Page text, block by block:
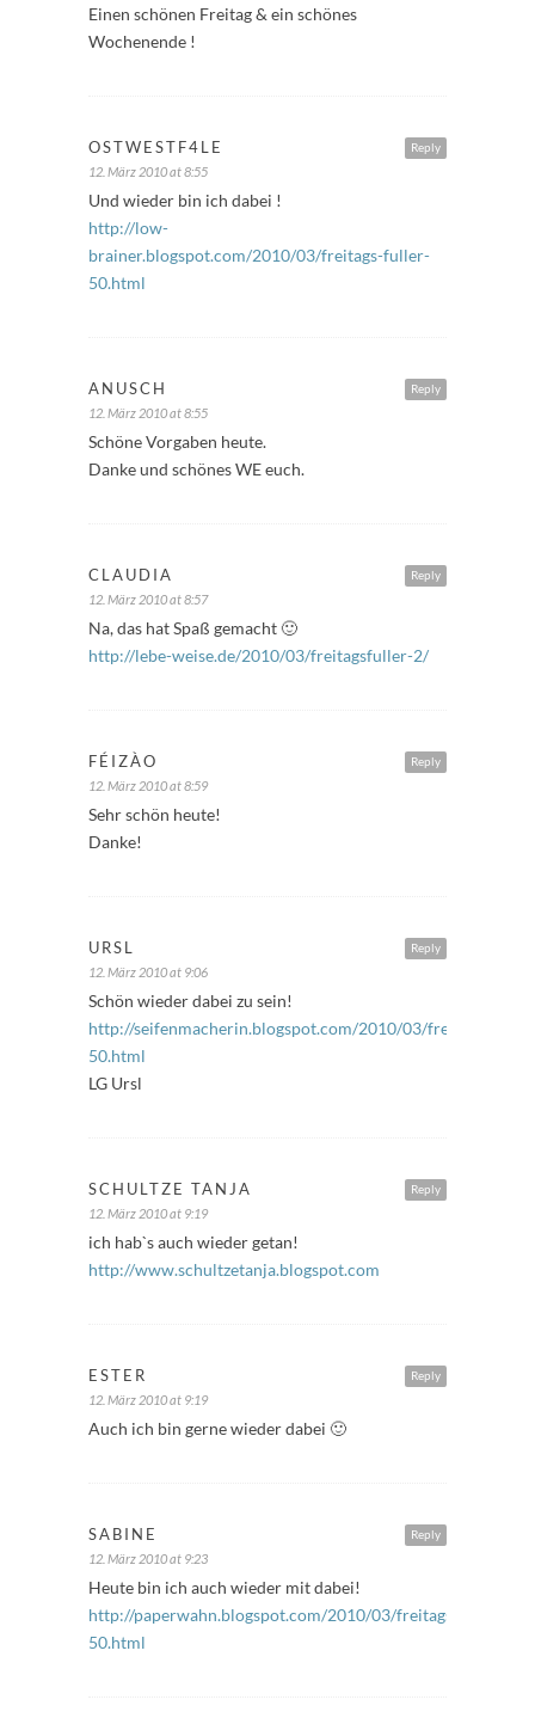
Einen schönen Freitag & ein schönes
Wochenende !
Reply
OSTWESTF4LE
12. März 2010 at 8:55
Und wieder bin ich dabei !
http://low-
brainer.blogspot.com/2010/03/freitags-fuller-
50.html
Reply
ANUSCH
12. März 2010 at 8:55
Schöne Vorgaben heute.
Danke und schönes WE euch.
Reply
CLAUDIA
12. März 2010 at 8:57
Na, das hat Spaß gemacht 🙂
http://lebe-weise.de/2010/03/freitagsfuller-2/
Reply
FÉIZÀO
12. März 2010 at 8:59
Sehr schön heute!
Danke!
Reply
URSL
12. März 2010 at 9:06
Schön wieder dabei zu sein!
http://seifenmacherin.blogspot.com/2010/03/freitagsfuller-
50.html
LG Ursl
Reply
SCHULTZE TANJA
12. März 2010 at 9:19
ich hab`s auch wieder getan!
http://www.schultzetanja.blogspot.com
Reply
ESTER
12. März 2010 at 9:19
Auch ich bin gerne wieder dabei 🙂
Reply
SABINE
12. März 2010 at 9:23
Heute bin ich auch wieder mit dabei!
http://paperwahn.blogspot.com/2010/03/freitagsfuller-
50.html